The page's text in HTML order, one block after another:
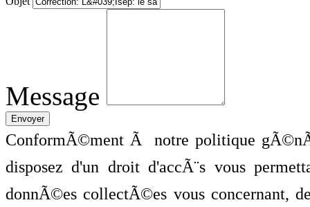
Message
ConformÃ©ment Ã notre politique
disposez d'un droit d'accÃ¨s vous
donnÃ©es collectÃ©es vous concernant,